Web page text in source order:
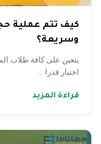
كيف تتم عملية
وسريعة؟
يتعين على كافة طلاب
اختبار قدرا ...
قراءة المزيد